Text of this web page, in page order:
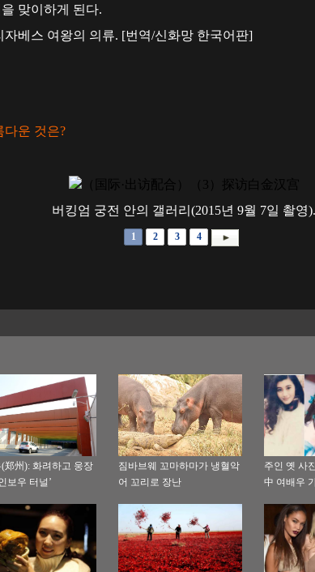
맞이하게 된다.
베스 여왕의 의류. [번역/신화망 한국어판]
다운 것은?
버킹엄 궁전 안의 갤러리(2015년 9월 7일 촬영).
1 2 3 4
郑州): 화려하고 웅장
보우 터널’
짐바브웨 꼬마하마가 냉혈악
어 꼬리로 장난
주인 옛 사
中 여배우